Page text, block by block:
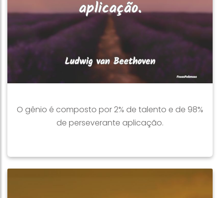
O gênio é composto por 2% de talento e de 98%
de perseverante aplicação.